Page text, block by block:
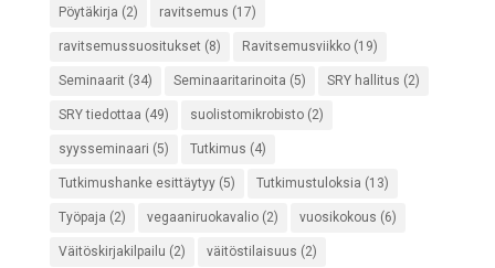
Pöytäkirja (2) ravitsemus (17)
ravitsemussuositukset (8) Ravitsemusviikko(19)
Seminaarit (34) Seminaaritarinoita (5) SRY hallitus (2)
SRY tiedottaa (49) suolistomikrobisto(2)
syysseminaari (5) Tutkimus (4)
Tutkimushanke esittäytyy(5) Tutkimustuloksia (13)
Työpaja (2) vegaaniruokavalio(2) vuosikokous (6)
Väitöskirjakilpailu (2) väitöstilaisuus (2)